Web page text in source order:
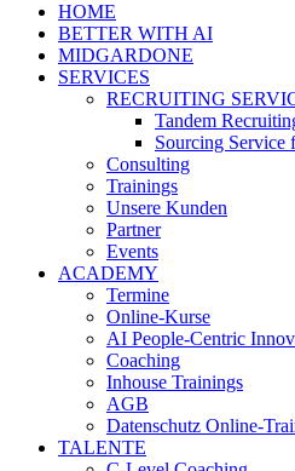
HOME
BETTER WITH AI
MIDGARDONE
SERVICES
RECRUITING
Tandem
Sourcing Service
Consulting
Trainings
Unsere Kunden
Partner
Events
ACADEMY
Termine
Online-Kurse
AI People-Centric
Coaching
Inhouse Trainings
AGB
Datenschutz Online-
TALENTE